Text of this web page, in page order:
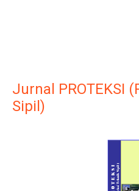
Jurnal PROTEKSI
Sipil)